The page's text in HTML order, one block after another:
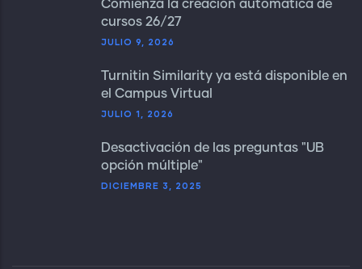
Comienza la creación automática de
cursos 26/27
JULIO 9, 2026
Turnitin Similarity ya está disponible en
el Campus Virtual
JULIO 1, 2026
Desactivación de las preguntas "UB
opción múltiple"
DICIEMBRE 3, 2025